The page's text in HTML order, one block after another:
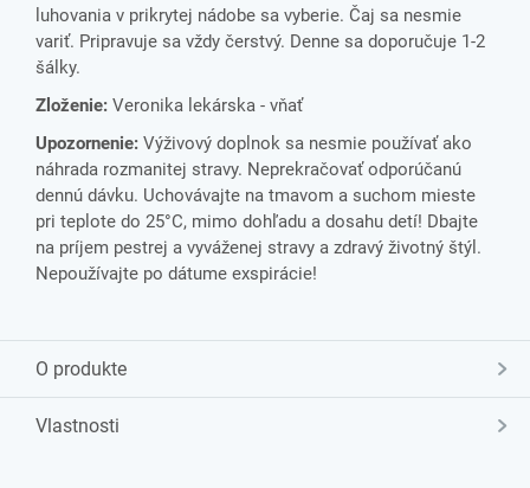
luhovania v prikrytej nádobe sa vyberie. Čaj sa nesmie
variť. Pripravuje sa vždy čerstvý. Denne sa doporučuje 1-2
šálky.
Zloženie: Veronika lekárska - vňať
Upozornenie: Výživový doplnok sa nesmie používať ako
náhrada rozmanitej stravy. Neprekračovať odporúčanú
dennú dávku. Uchovávajte na tmavom a suchom mieste
pri teplote do 25°C, mimo dohľadu a dosahu detí! Dbajte
na príjem pestrej a vyváženej stravy a zdravý životný štýl.
Nepoužívajte po dátume exspirácie!
O produkte
Vlastnosti